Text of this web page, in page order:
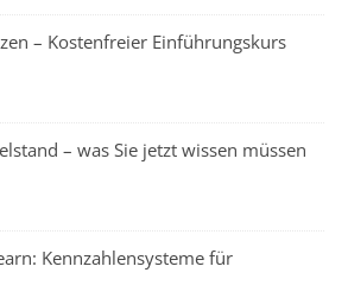
– Kostenfreier Einführungskurs
– was Sie jetzt wissen müssen
Kennzahlensysteme für